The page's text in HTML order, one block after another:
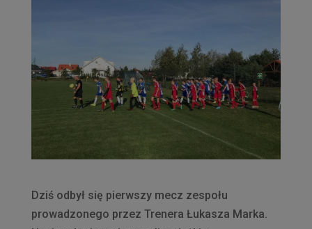
Dziś odbył się pierwszy mecz zespołu
prowadzonego przez Trenera Łukasza Marka.